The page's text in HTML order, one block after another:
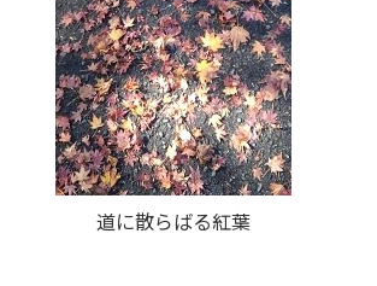
道に散らばる紅葉